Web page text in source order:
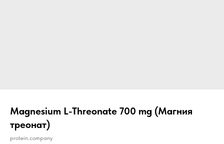
Magnesium L-Threonate 700 mg (Магния
треонат)
protein.company